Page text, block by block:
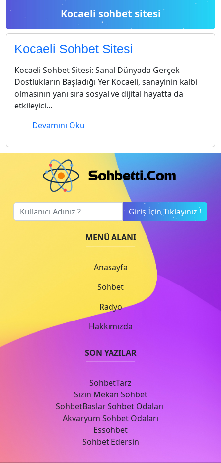
Kocaeli sohbet sitesi
Kocaeli Sohbet Sitesi
Kocaeli Sohbet Sitesi: Sanal Dünyada Gerçek
Dostlukların Başladığı Yer Kocaeli, sanayinin kalbi
olmasının yanı sıra sosyal ve dijital hayatta da
etkileyici...
Devamını Oku
Giriş İçin Tıklayınız !
MENÜ ALANI
Anasayfa
Sohbet
Radyo
Hakkımızda
SON YAZILAR
SohbetTarz
Sizin Mekan Sohbet
SohbetBaslar Sohbet Odaları
Akvaryum Sohbet Odaları
Essohbet
Sohbet Edersin